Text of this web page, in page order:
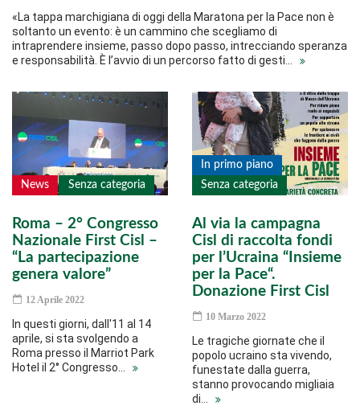
«La tappa marchigiana di oggi della Maratona per la Pace non è
soltanto un evento: è un cammino che scegliamo di
intraprendere insieme, passo dopo passo, intrecciando speranza
e responsabilità. È l’avvio di un percorso fatto di gesti…
News Senza categoria
Roma – 2° Congresso
Nazionale First Cisl –
“La partecipazione
genera valore”
12 Aprile 2022
In questi giorni, dall'11 al 14
aprile, si sta svolgendo a
Roma presso il Marriot Park
Hotel il 2° Congresso…
In primo piano
Senza categoria
Al via la campagna
Cisl di raccolta fondi
per l’Ucraina “Insieme
per la Pace“.
Donazione First Cisl
10 Marzo 2022
Le tragiche giornate che il
popolo ucraino sta vivendo,
funestate dalla guerra,
stanno provocando migliaia
di…